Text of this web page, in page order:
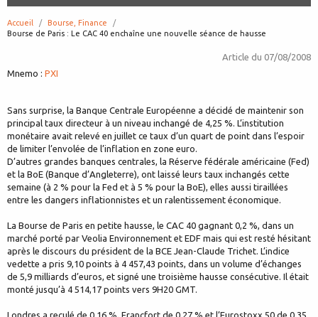
Accueil
Bourse, Finance
page:
Bourse de Paris : Le CAC 40 enchaîne une nouvelle séance de hausse
Article du 07/08/2008
Mnemo : PXI
Sans surprise, la Banque Centrale Européenne a décidé de maintenir son
principal taux directeur à un niveau inchangé de 4,25 %. L’institution
monétaire avait relevé en juillet ce taux d’un quart de point dans l’espoir
de limiter l’envolée de l’inflation en zone euro.
D’autres grandes banques centrales, la Réserve fédérale américaine (Fed)
et la BoE (Banque d’Angleterre), ont laissé leurs taux inchangés cette
semaine (à 2 % pour la Fed et à 5 % pour la BoE), elles aussi tiraillées
entre les dangers inflationnistes et un ralentissement économique.
La Bourse de Paris en petite hausse, le CAC 40 gagnant 0,2 %, dans un
marché porté par Veolia Environnement et EDF mais qui est resté hésitant
après le discours du président de la BCE Jean-Claude Trichet. L’indice
vedette a pris 9,10 points à 4 457,43 points, dans un volume d’échanges
de 5,9 milliards d’euros, et signé une troisième hausse consécutive. Il était
monté jusqu’à 4 514,17 points vers 9H20 GMT.
Londres a reculé de 0,16 %, Francfort de 0,27 % et l’Eurostoxx 50 de 0,35